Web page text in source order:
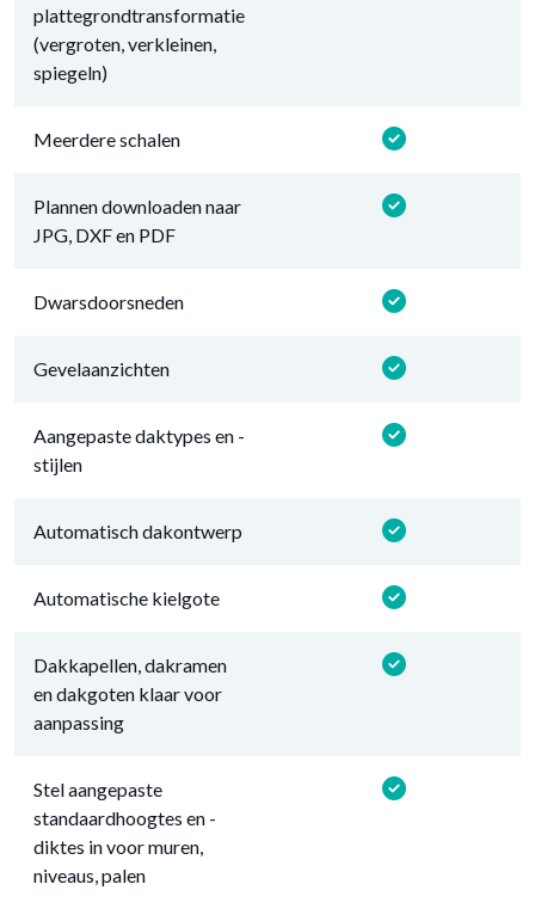
plattegrondtransformatie
(vergroten, verkleinen,
spiegeln)
Meerdere schalen
Plannen downloaden naar
JPG, DXF en PDF
Dwarsdoorsneden
Gevelaanzichten
Aangepaste daktypes en -
stijlen
Automatisch dakontwerp
Automatische kielgote
Dakkapellen, dakramen
en dakgoten klaar voor
aanpassing
Stel aangepaste
standaardhoogtes en -
diktes in voor muren,
niveaus, palen